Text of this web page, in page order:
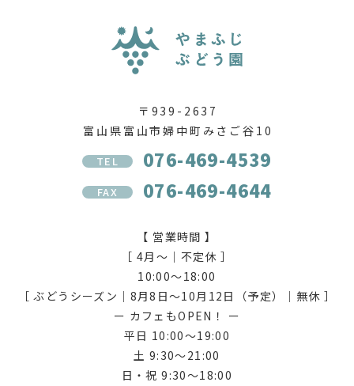
〒939-2637
富山県富山市婦中町みさご谷10
TEL 076-469-4539
FAX 076-469-4644
【 営業時間 】
［ 4月〜｜不定休 ］
10:00〜18:00
［ ぶどうシーズン｜8月8日〜10月12日（予定）｜無休 ］
ー カフェもOPEN！ ー
平日 10:00〜19:00
土 9:30〜21:00
日・祝 9:30〜18:00